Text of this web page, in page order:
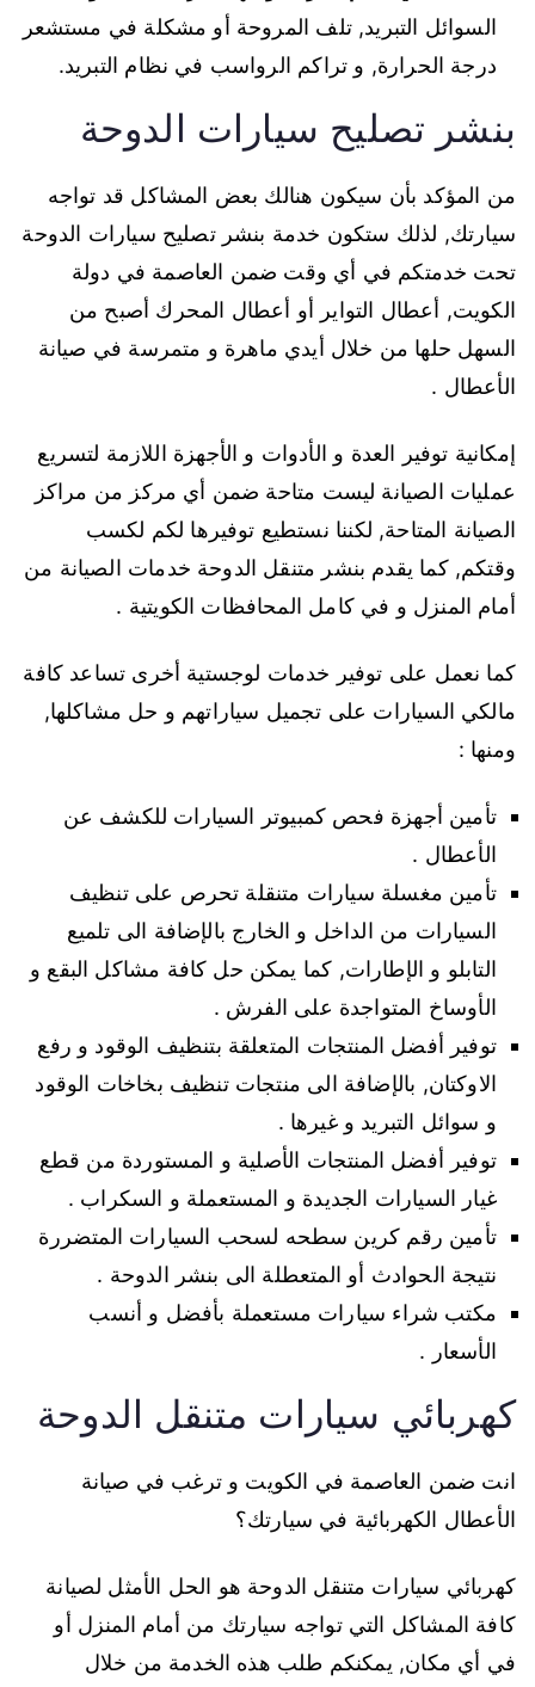
السوائل التبريد, تلف المروحة أو مشكلة في مستشعر
درجة الحرارة, و تراكم الرواسب في نظام التبريد.
بنشر تصليح سيارات الدوحة
من المؤكد بأن سيكون هنالك بعض المشاكل قد تواجه
سيارتك, لذلك ستكون خدمة بنشر تصليح سيارات الدوحة
تحت خدمتكم في أي وقت ضمن العاصمة في دولة
الكويت, أعطال التواير أو أعطال المحرك أصبح من
السهل حلها من خلال أيدي ماهرة و متمرسة في صيانة
الأعطال .
إمكانية توفير العدة و الأدوات و الأجهزة اللازمة لتسريع
عمليات الصيانة ليست متاحة ضمن أي مركز من مراكز
الصيانة المتاحة, لكننا نستطيع توفيرها لكم لكسب
وقتكم, كما يقدم بنشر متنقل الدوحة خدمات الصيانة من
أمام المنزل و في كامل المحافظات الكويتية .
كما نعمل على توفير خدمات لوجستية أخرى تساعد كافة
مالكي السيارات على تجميل سياراتهم و حل مشاكلها,
ومنها :
تأمين أجهزة فحص كمبيوتر السيارات للكشف عن
الأعطال .
تأمين مغسلة سيارات متنقلة تحرص على تنظيف
السيارات من الداخل و الخارج بالإضافة الى تلميع
التابلو و الإطارات, كما يمكن حل كافة مشاكل البقع و
الأوساخ المتواجدة على الفرش .
توفير أفضل المنتجات المتعلقة بتنظيف الوقود و رفع
الاوكتان, بالإضافة الى منتجات تنظيف بخاخات الوقود
و سوائل التبريد و غيرها .
توفير أفضل المنتجات الأصلية و المستوردة من قطع
غيار السيارات الجديدة و المستعملة و السكراب .
تأمين رقم كرين سطحه لسحب السيارات المتضررة
نتيجة الحوادث أو المتعطلة الى بنشر الدوحة .
مكتب شراء سيارات مستعملة بأفضل و أنسب
الأسعار .
كهربائي سيارات متنقل الدوحة
انت ضمن العاصمة في الكويت و ترغب في صيانة
الأعطال الكهربائية في سيارتك؟
كهربائي سيارات متنقل الدوحة هو الحل الأمثل لصيانة
كافة المشاكل التي تواجه سيارتك من أمام المنزل أو
في أي مكان, يمكنكم طلب هذه الخدمة من خلال